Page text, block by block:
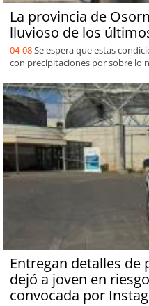
La provincia de
lluvioso de los
04-08Se espera que estas
con precipitaciones por sobre lo
Entregan detalles de
dejó a joven en
convocada por